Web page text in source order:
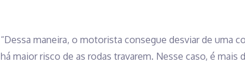
“Dessa maneira, o motorista consegue desviar de uma
há maior risco de as rodas travarem. Nesse caso, é mais